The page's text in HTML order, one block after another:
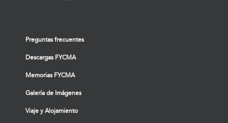
Preguntas frecuentes
Descargas FYCMA
Memorias FYCMA
Galería de Imágenes
Viaje y Alojamiento